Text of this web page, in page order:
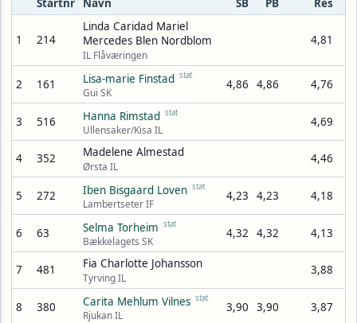
Startnr Navn SB PB Res
1 214
Linda Caridad Mariel
Mercedes Blen Nordblom
IL Flåværingen
4,81
2 161 Lisa-marie Finstad stat
Gui SK
4,86 4,86 4,76
3 516 Hanna Rimstad stat
Ullensaker/Kisa IL
4,69
4 352 Madelene Almestad
Ørsta IL
4,46
5 272 Iben Bisgaard Loven stat
Lambertseter IF
4,23 4,23 4,18
6 63 Selma Torheim stat
Bækkelagets SK
4,32 4,32 4,13
7 481 Fia Charlotte Johansson
Tyrving IL
3,88
8 380 Carita Mehlum Vilnes stat
Rjukan IL
3,90 3,90 3,87